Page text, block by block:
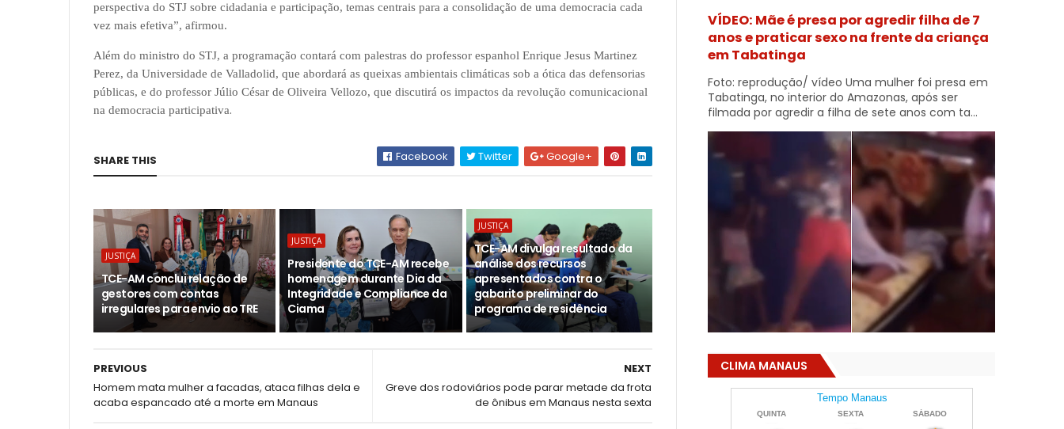
perspectiva do STJ sobre cidadania e participação, temas centrais para a consolidação de uma democracia cada
vez mais efetiva”, afirmou.
Além do ministro do STJ, a programação contará com palestras do professor espanhol Enrique Jesus Martinez
Perez, da Universidade de Valladolid, que abordará as queixas ambientais climáticas sob a ótica das defensorias
públicas, e do professor Júlio César de Oliveira Vellozo, que discutirá os impactos da revolução comunicacional
na democracia participativa.
SHARE THIS Facebook Twitter Google+
JUSTIÇA
TCE-AM conclui relação de
gestores com contas
irregulares para envio ao TRE
JUSTIÇA
Presidente do TCE-AM recebe
homenagem durante Dia da
Integridade e Compliance da
Ciama
JUSTIÇA
TCE-AM divulga resultado da
análise dos recursos
apresentados contra o
gabarito preliminar do
programa de residência
NEXT
Greve dos rodoviários pode parar metade da frota
de ônibus em Manaus nesta sexta
PREVIOUS
Homem mata mulher a facadas, ataca filhas dela e
acaba espancado até a morte em Manaus
VÍDEO: Mãe é presa por agredir filha de 7
anos e praticar sexo na frente da criança
em Tabatinga
Foto: reprodução/ vídeo Uma mulher foi presa em
Tabatinga, no interior do Amazonas, após ser
filmada por agredir a filha de sete anos com ta...
CLIMA MANAUS